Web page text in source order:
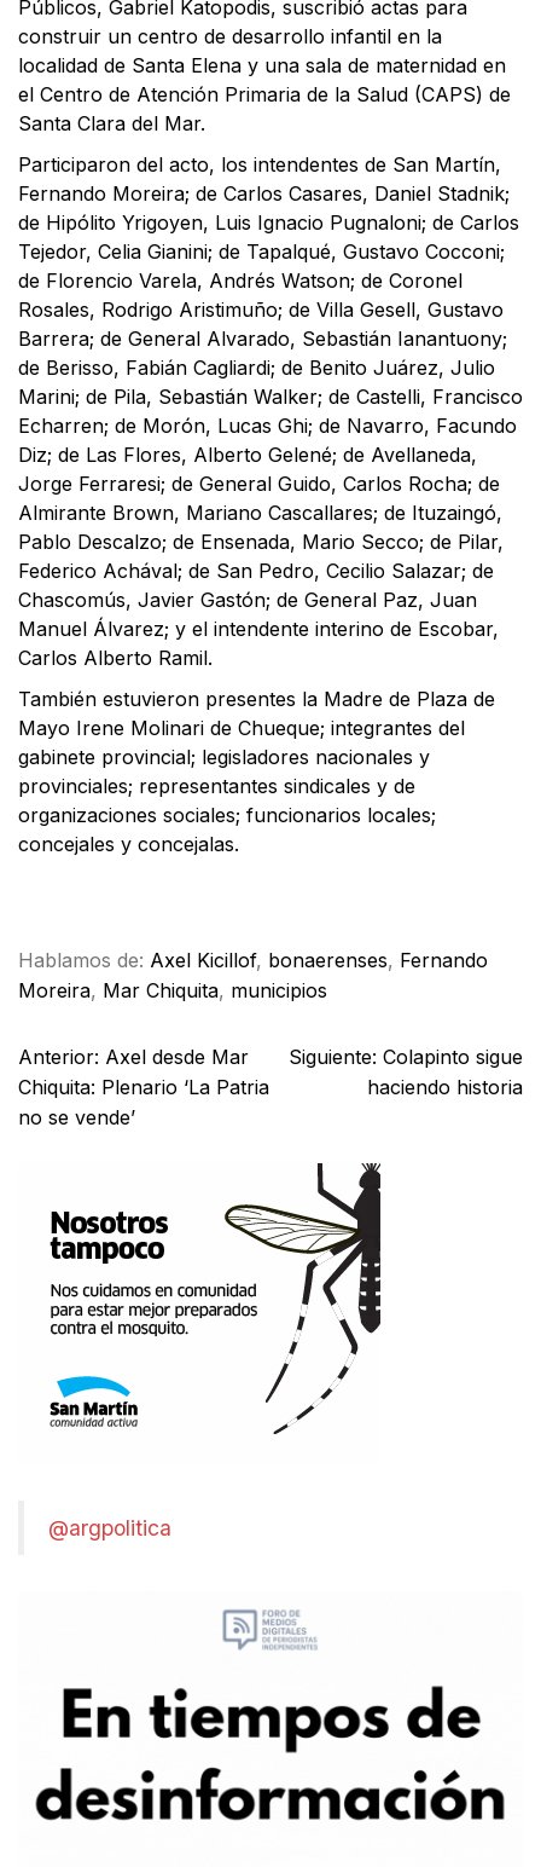
Públicos, Gabriel Katopodis, suscribió actas para
construir un centro de desarrollo infantil en la
localidad de Santa Elena y una sala de maternidad en
el Centro de Atención Primaria de la Salud (CAPS) de
Santa Clara del Mar.
Participaron del acto, los intendentes de San Martín,
Fernando Moreira; de Carlos Casares, Daniel Stadnik;
de Hipólito Yrigoyen, Luis Ignacio Pugnaloni; de Carlos
Tejedor, Celia Gianini; de Tapalqué, Gustavo Cocconi;
de Florencio Varela, Andrés Watson; de Coronel
Rosales, Rodrigo Aristimuño; de Villa Gesell, Gustavo
Barrera; de General Alvarado, Sebastián Ianantuony;
de Berisso, Fabián Cagliardi; de Benito Juárez, Julio
Marini; de Pila, Sebastián Walker; de Castelli, Francisco
Echarren; de Morón, Lucas Ghi; de Navarro, Facundo
Diz; de Las Flores, Alberto Gelené; de Avellaneda,
Jorge Ferraresi; de General Guido, Carlos Rocha; de
Almirante Brown, Mariano Cascallares; de Ituzaingó,
Pablo Descalzo; de Ensenada, Mario Secco; de Pilar,
Federico Achával; de San Pedro, Cecilio Salazar; de
Chascomús, Javier Gastón; de General Paz, Juan
Manuel Álvarez; y el intendente interino de Escobar,
Carlos Alberto Ramil.
También estuvieron presentes la Madre de Plaza de
Mayo Irene Molinari de Chueque; integrantes del
gabinete provincial; legisladores nacionales y
provinciales; representantes sindicales y de
organizaciones sociales; funcionarios locales;
concejales y concejalas.
Hablamos de: Axel Kicillof, bonaerenses, Fernando
Moreira, Mar Chiquita, municipios
Anterior: Axel desde Mar
Chiquita: Plenario ‘La Patria
no se vende’
Siguiente: Colapinto sigue
haciendo historia
@argpolitica